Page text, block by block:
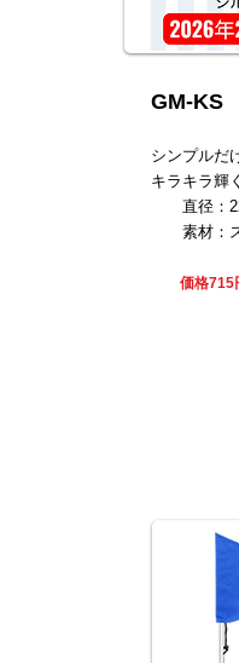
GM-KS
シンプルだ
キラキラ輝
直径：
素材：ス
価格